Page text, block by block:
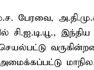
பேரவை,
சி.ஐ.டி.யூ.,